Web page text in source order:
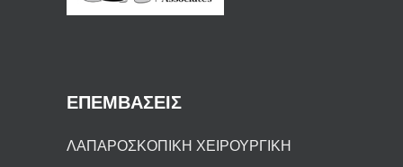
ΕΠΕΜΒΑΣΕΙΣ
ΛΑΠΑΡΟΣΚΟΠΙΚΗ ΧΕΙΡΟΥΡΓΙΚΗ